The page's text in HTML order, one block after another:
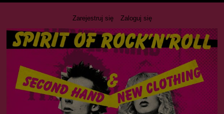
Zarejestruj się Zaloguj się